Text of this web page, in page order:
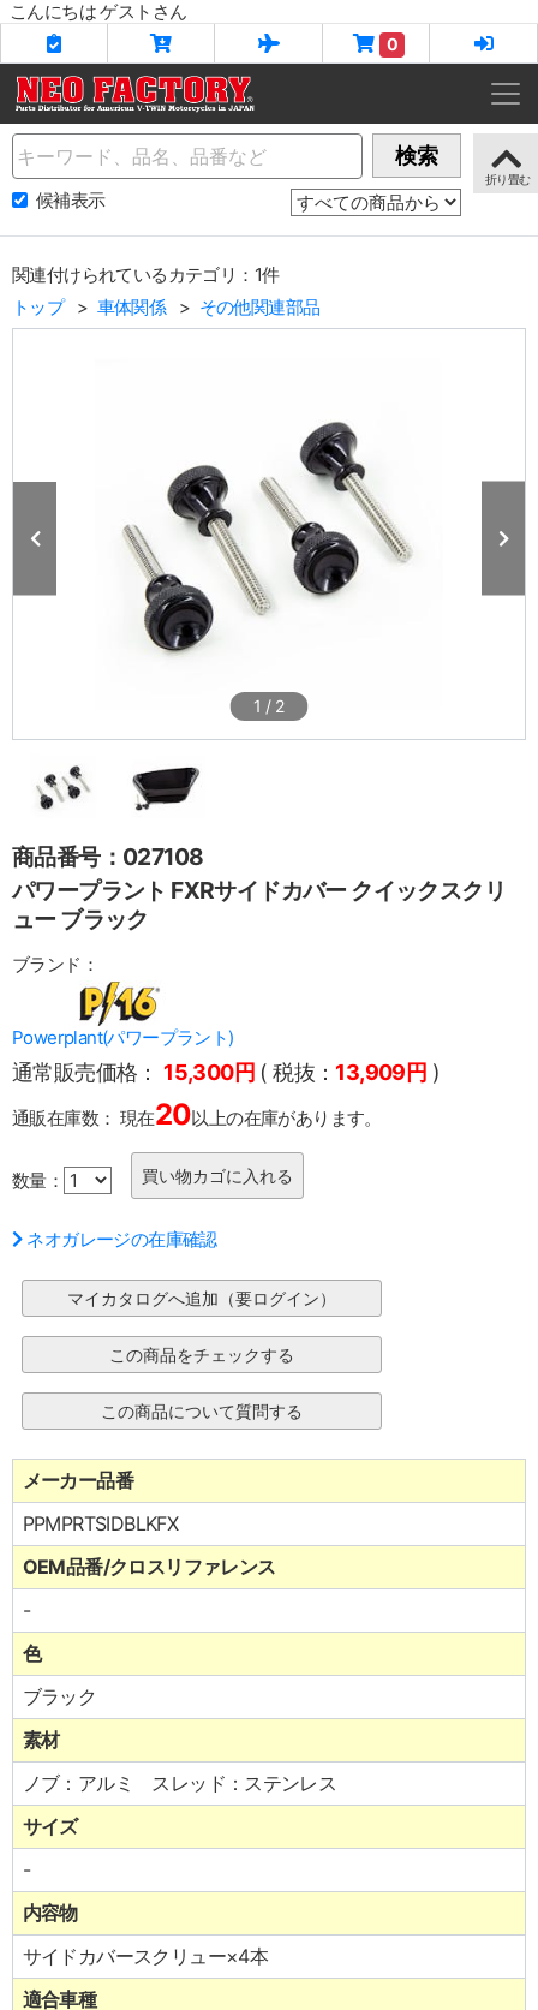
こんにちは ゲストさん
0
Name 検索
候補表示
関連付けられているカテゴリ：1件
トップ
車体関係 その他関連部品
1 / 2
商品番号：027108
パワープラント FXRサイドカバー クイックスクリ
ュー ブラック
ブランド：
Powerplant(パワープラント)
通常販売価格： 15,300円 ( 税抜： 13,909円 )
通販在庫数： 現在20以上の在庫があります。
数量：
ネオガレージの在庫確認
メーカー品番
PPMPRTSIDBLKFX
OEM品番/クロスリファレンス
-
色
ブラック
素材
ノブ：アルミ スレッド：ステンレス
サイズ
-
内容物
サイドカバースクリュー×4本
適合車種